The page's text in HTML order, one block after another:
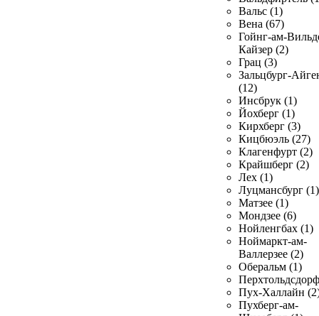
Вальс (1)
Вена (67)
Гойнг-ам-
Кайзер (2)
Грац (3)
Зальцбург-
(12)
Инсбрук (1)
Йохберг (1)
Кирхберг (3)
Кицбюэль (27)
Клагенфурт (2)
Крайшберг (2)
Лех (1)
Луцмансбург (1)
Матзее (1)
Мондзее (6)
Нойленгбах (1)
Ноймаркт-ам-
Валлерзее (2)
Оберальм (1)
Пух-Халлайн
Пухберг-ам-